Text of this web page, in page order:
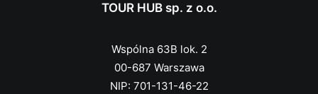
TOUR HUB sp. z o.o.
Wspólna 63B lok. 2
00-687 Warszawa
NIP: 701-131-46-22